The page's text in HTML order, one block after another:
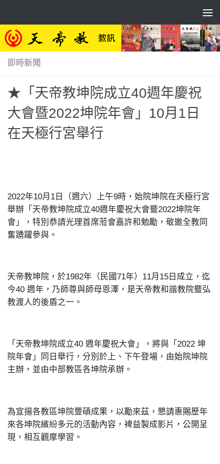
即時新聞
★「天帝教坤院成立40週年慶祝
大會暨2022坤院年會」10月1日
在天極行宮舉行
2022年10月1日（週六）上午9時，始院坤院在天極行宮
舉辦「天帝教坤院成立40週年慶祝大會暨2022坤院年
會」，特別恭請光理首席蒞會嘉許和勉勵，敬邀全教同
奮踴躍參與。
天帝教坤院，於1982年（民國71年）11月15日成立，迄
今40 週年，乃師尊與師母恩澤，是天帝教和諧教院暨弘
教渡人的後盾之一。
「天帝教坤院成立40 週年慶祝大會」，將與「2022 坤
院年會」同日舉行，分別於上、下午登場，由始院坤院
主辦，並由中部教區各坤院承辦。
為宣揚各教區坤院豐碩成果，以勵來茲，懇請惠賜歷年
來各坤院繽紛多元的活動內容，裨益製成影片，公開呈
現，相互觀摩學習。